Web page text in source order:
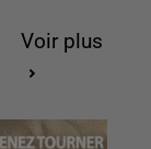
Voir plus